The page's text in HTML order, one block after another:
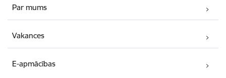
Par mums
Vakances
E-apmācības